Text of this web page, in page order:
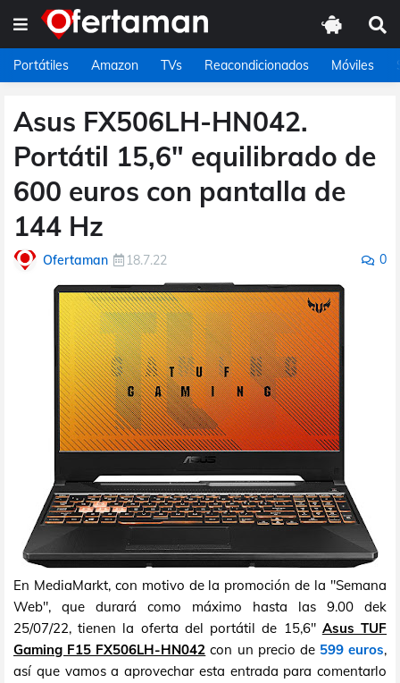
Portátiles Amazon TVs Reacondicionados Móviles
Asus FX506LH-HN042.
Portátil 15,6" equilibrado de
600 euros con pantalla de
144 Hz
Ofertaman 18.7.22 0
En MediaMarkt, con motivo de la promoción de la "Semana
Web", que durará como máximo hasta las 9.00 dek
25/07/22, tienen la oferta del portátil de 15,6" Asus TUF
Gaming F15 FX506LH-HN042 con un precio de 599 euros,
así que vamos a aprovechar esta entrada para comentarlo